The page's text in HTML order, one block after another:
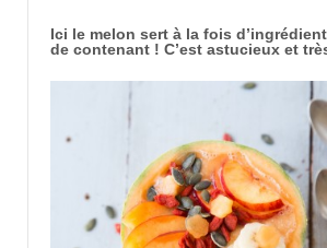
Ici le melon sert à la fois
de contenant ! C’est astucieux et